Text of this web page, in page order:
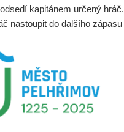
kapitánem určený hráč.
nastoupit do dalšího zápasu